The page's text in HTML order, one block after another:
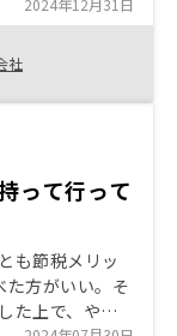
が決め手でし
2024年12月31日
社
って行って
も節税メリッ
た方がいい。そ
た上で、やり